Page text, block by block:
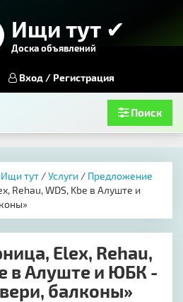
Ищи тут ✔
Доска объявлений
Вход / Регистрация
Поиск
тут /Услуги / Предложение
Rehau, WDS, Kbe в Алуште и
Elex, Rehau,
в Алуште и ЮБК -
балконы»